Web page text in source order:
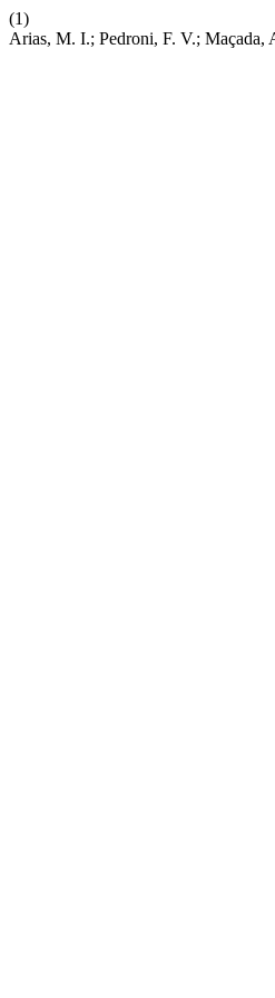
(1)
Arias, M. I.; Pedroni, F. V.; Maçada,